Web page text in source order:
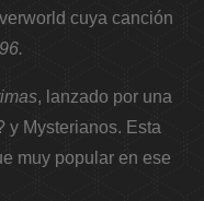
cuya canción
96.
, lanzado por una
y Mysterianos. Esta
muy popular en ese